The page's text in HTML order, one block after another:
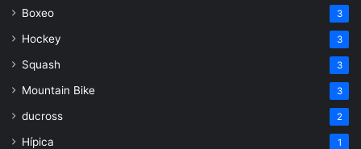
Boxeo 3
Hockey 3
Squash 3
Mountain Bike 3
ducross 2
Hípica 1